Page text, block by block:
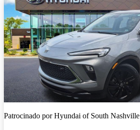
Patrocinado porHyundai of South Nashville